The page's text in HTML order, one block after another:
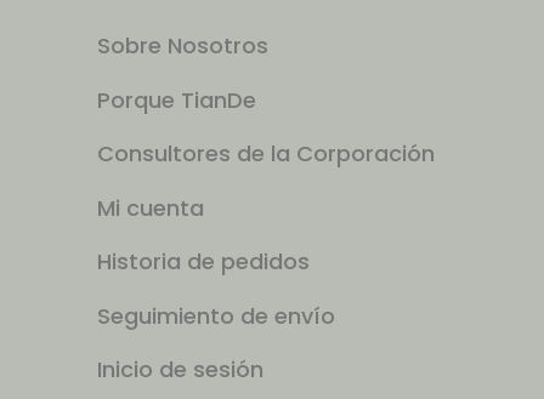
Sobre Nosotros
Porque TianDe
Consultores de la Corporación
Mi cuenta
Historia de pedidos
Seguimiento de envío
Inicio de sesión